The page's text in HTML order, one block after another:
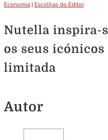
Economia | Escolhas do Editor
Nutella inspira-
os seus
limitada
Autor